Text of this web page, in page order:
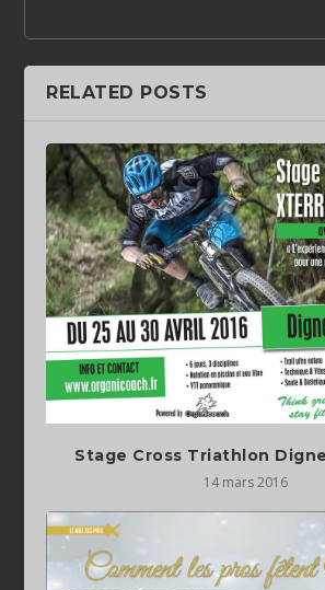
RELATED POSTS
14 mars 2016